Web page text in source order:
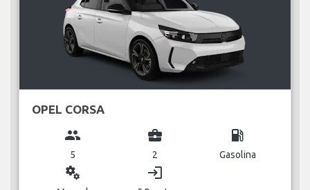
OPEL CORSA
group
5
business_center
2
local_gas_station
Gasolina
miscellaneous_services login